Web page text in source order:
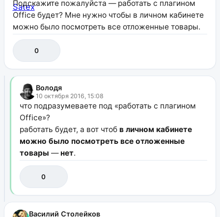
Подскажите пожалуйста — работать с плагином
Office будет? Мне нужно чтобы в личном кабинете
можно было посмотреть все отложенные товары.
0
Володя
10 октября 2016, 15:08
что подразумеваете под «работать с плагином
Office»?
работать будет, а вот чтоб в личном кабинете
можно было посмотреть все отложенные
товары — нет.
0
Василий Столейков